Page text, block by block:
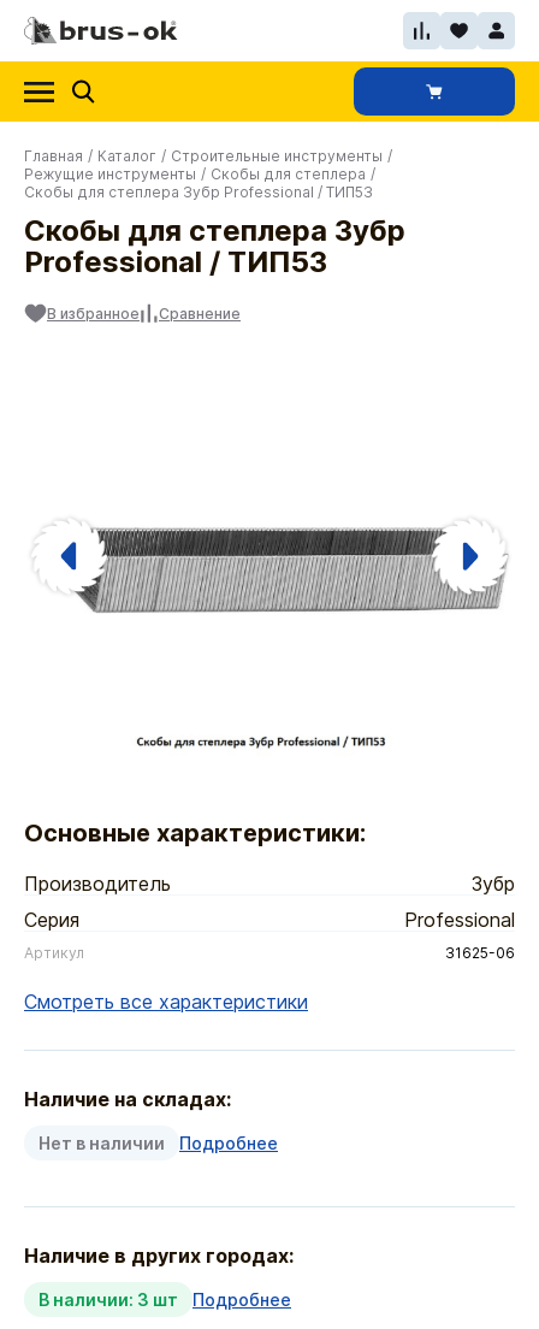
Главная / Каталог / Строительные инструменты /
Режущие инструменты / Скобы для степлера /
Скобы для степлера Зубр Professional / ТИП53
Скобы для степлера Зубр
Professional / ТИП53
В избранное Сравнение
Основные характеристики:
Производитель
Зубр
Серия
Professional
Артикул 31625-06
Смотреть все характеристики
Наличие на складах:
Нет в наличии Подробнее
Наличие в других городах:
В наличии: 3 шт Подробнее